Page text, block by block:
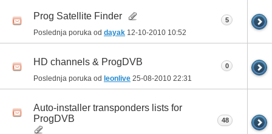
Prog Satellite Finder
Poslednja poruka od dayak 12-10-2010 10:52
5
HD channels & ProgDVB
Poslednja poruka od leonlive 25-08-2010 22:31
0
Auto-installer transponders lists for
ProgDVB
48